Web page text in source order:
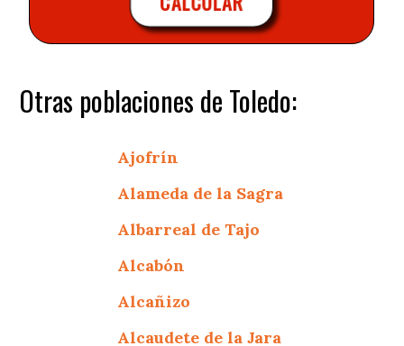
Otras poblaciones de Toledo:
Ajofrín
Alameda de la Sagra
Albarreal de Tajo
Alcabón
Alcañizo
Alcaudete de la Jara